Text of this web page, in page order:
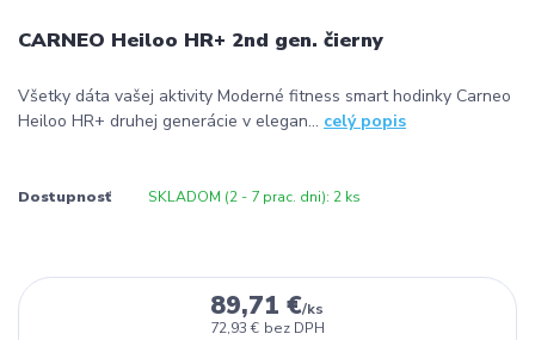
CARNEO Heiloo HR+ 2nd gen. čierny
Všetky dáta vašej aktivity Moderné fitness smart hodinky Carneo
Heiloo HR+ druhej generácie v elegan... celý popis
Dostupnosť SKLADOM (2 - 7 prac. dni): 2 ks
89,71 €/ks
72,93 € bez DPH